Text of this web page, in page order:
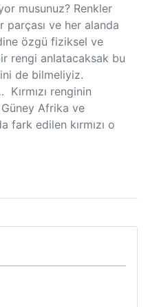
musunuz? Renkler
parçası ve her alanda
özgü fiziksel ve
rengi anlatacaksak bu
de bilmeliyiz.
Kırmızı renginin
Afrika ve
fark edilen kırmızı o